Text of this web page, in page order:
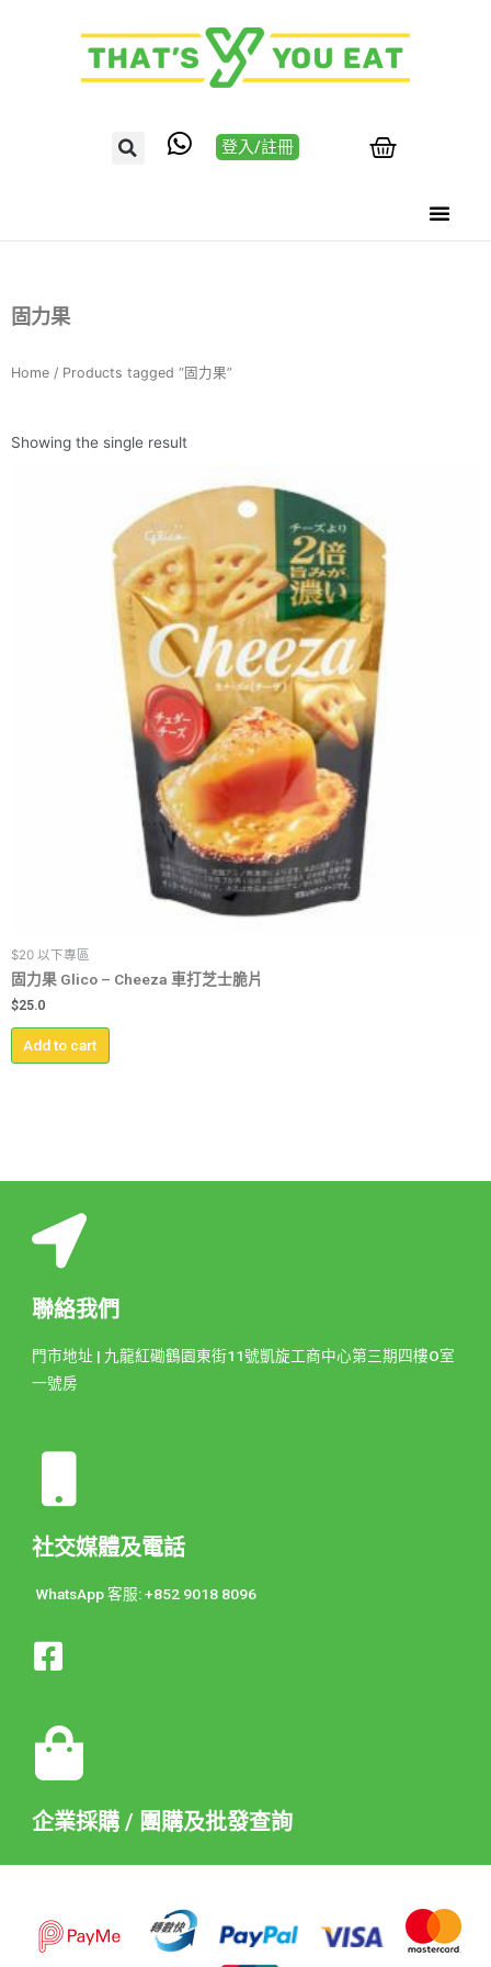
登入/註冊
固力果
Home / Products tagged “固力果”
Showing the single result
$20 以下專區
固力果 Glico – Cheeza 車打芝士脆片
$25.0
Add to cart
聯絡我們
門市地址 | 九龍紅磡鶴園東街11號凱旋工商中心第三期四樓O室
一號房
社交媒體及電話
WhatsApp 客服: +852 9018 8096
企業採購 / 團購及批發查詢